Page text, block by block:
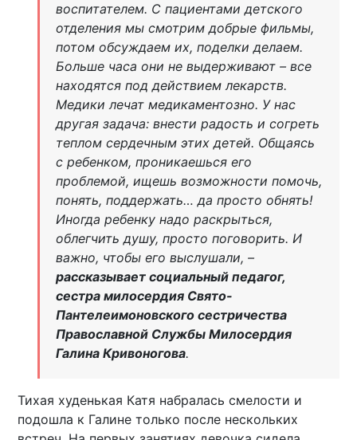
воспитателем. С пациентами детского
отделения мы смотрим добрые фильмы,
потом обсуждаем их, поделки делаем.
Больше часа они не выдерживают – все
находятся под действием лекарств.
Медики лечат медикаментозно. У нас
другая задача: внести радость и согреть
теплом сердечным этих детей. Общаясь
с ребенком, проникаешься его
проблемой, ищешь возможности помочь,
понять, поддержать… да просто обнять!
Иногда ребенку надо раскрыться,
облегчить душу, просто поговорить. И
важно, чтобы его выслушали, –
рассказывает социальный педагог,
сестра милосердия Свято-
Пантелеимоновского сестричества
Православной Службы Милосердия
Галина Кривоногова.
Тихая худенькая Катя набралась смелости и
подошла к Галине только после нескольких